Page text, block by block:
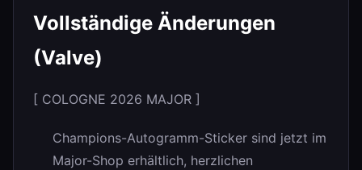
Vollständige Änderungen
(Valve)
[ COLOGNE 2026 MAJOR ]
Champions-Autogramm-Sticker sind jetzt im
Major-Shop erhältlich, herzlichen